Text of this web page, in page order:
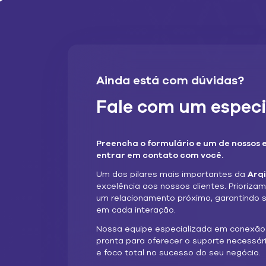
Existem duas
SIM IP
Com esse tipo
acessado pela
acesso aos
exemplo é o
da câmera de
O endereço IP
segura nos
Ainda está com dúvidas?
Fale com um
Preencha o formulário e um de nossos
entrar em contato com você.
Um dos pilares mais importantes da
excelência aos nossos clientes.
um relacionamento próximo, garantindo
em cada interação.
Nossa equipe especializada em conexão
pronta para oferecer o suporte
e foco total no sucesso do seu negócio.